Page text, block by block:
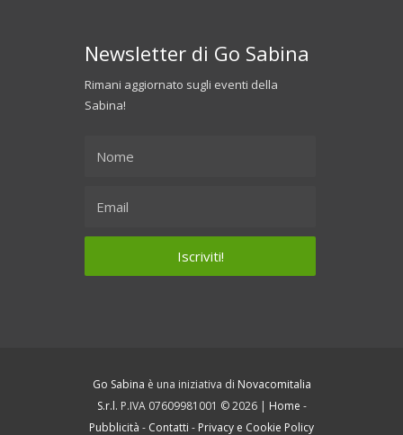
Newsletter di Go Sabina
Rimani aggiornato sugli eventi della
Sabina!
Go Sabina è una iniziativa di Novacomitalia
S.r.l. P.IVA 07609981001 © 2026 | Home -
Pubblicità - Contatti - Privacy e Cookie Policy